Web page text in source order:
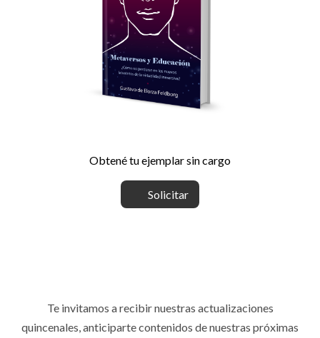
Obtené tu ejemplar sin cargo
Solicitar
Te invitamos a recibir nuestras actualizaciones
quincenales, anticiparte contenidos de nuestras próximas